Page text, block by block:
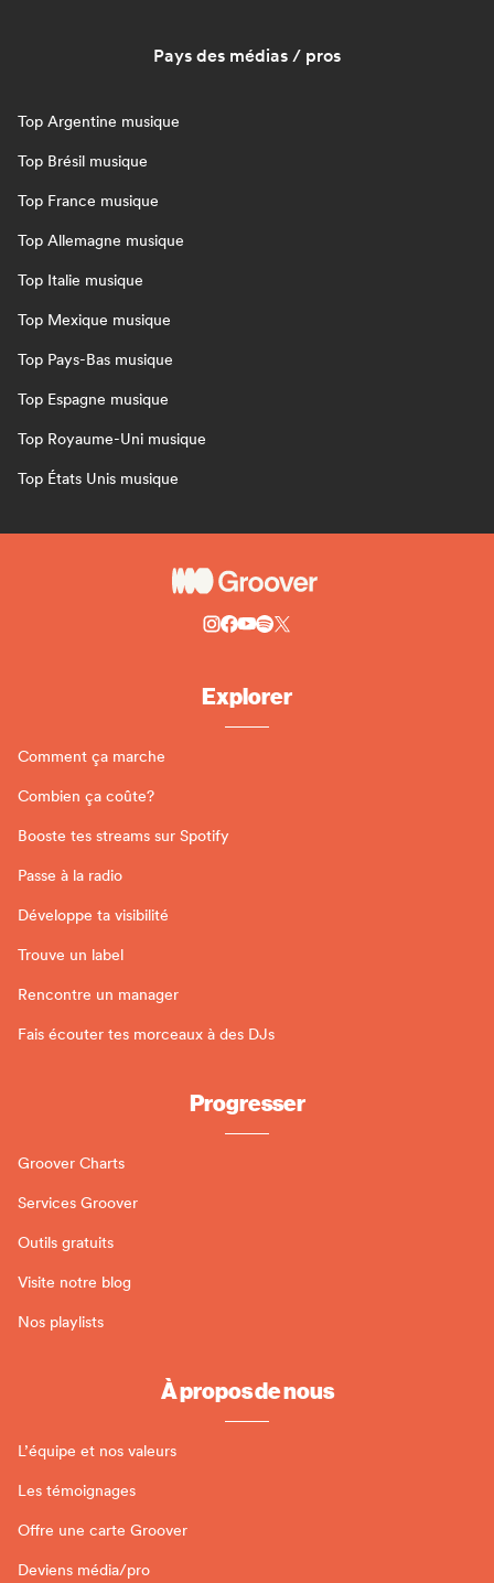
Pays des médias / pros
Top Argentine musique
Top Brésil musique
Top France musique
Top Allemagne musique
Top Italie musique
Top Mexique musique
Top Pays-Bas musique
Top Espagne musique
Top Royaume-Uni musique
Top États Unis musique
Explorer
Comment ça marche
Combien ça coûte?
Booste tes streams sur Spotify
Passe à la radio
Développe ta visibilité
Trouve un label
Rencontre un manager
Fais écouter tes morceaux à des DJs
Progresser
Groover Charts
Services Groover
Outils gratuits
Visite notre blog
Nos playlists
À propos de nous
L’équipe et nos valeurs
Les témoignages
Offre une carte Groover
Deviens média/pro